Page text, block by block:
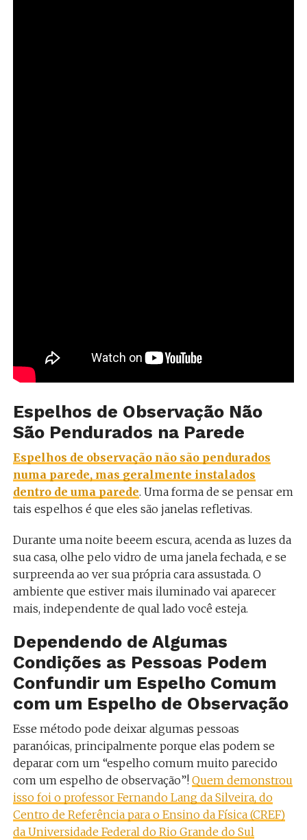
Espelhos de Observação Não
São Pendurados na Parede
Espelhos de observação não são pendurados
numa parede, mas geralmente instalados
dentro de uma parede. Uma forma de se pensar em
tais espelhos é que eles são janelas refletivas.
Durante uma noite beeem escura, acenda as luzes da
sua casa, olhe pelo vidro de uma janela fechada, e se
surpreenda ao ver sua própria cara assustada. O
ambiente que estiver mais iluminado vai aparecer
mais, independente de qual lado você esteja.
Dependendo de Algumas
Condições as Pessoas Podem
Confundir um Espelho Comum
com um Espelho de Observação
Esse método pode deixar algumas pessoas
paranóicas, principalmente porque elas podem se
deparar com um “espelho comum muito parecido
com um espelho de observação”! Quem demonstrou
isso foi o professor Fernando Lang da Silveira, do
Centro de Referência para o Ensino da Física (CREF)
da Universidade Federal do Rio Grande do Sul